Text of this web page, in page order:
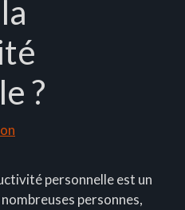
?
personnelle est un
personnes,